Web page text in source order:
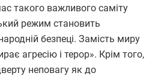
такого важливого саміту
режим становить
безпеці. Замість миру
агресію і терор». Крім того,
неповагу як до